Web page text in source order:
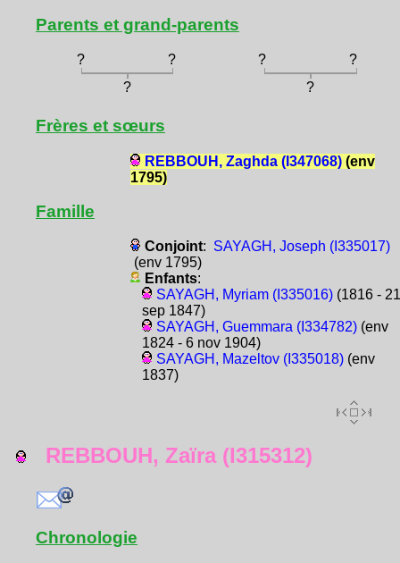
Parents et grand-parents
? ? ?
?
?
?
Frères et sœurs
REBBOUH, Zaghda (I347068)(env
1795)
Famille
Conjoint: SAYAGH, Joseph (I335017)
(env 1795)
Enfants:
SAYAGH, Myriam (I335016)(1816 - 21
sep 1847)
SAYAGH, Guemmara (I334782)(env
1824 - 6 nov 1904)
SAYAGH, Mazeltov (I335018)(env
1837)
REBBOUH, Zaïra (I315312)
Chronologie